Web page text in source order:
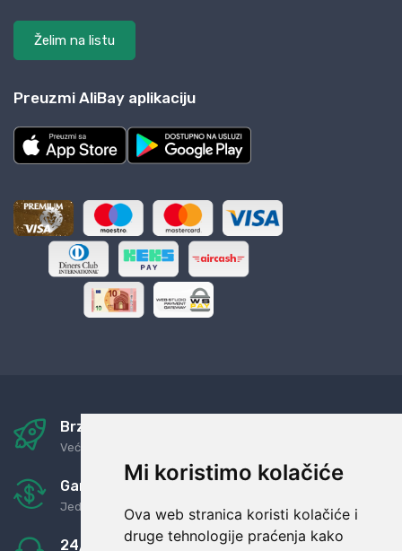
Mi koristimo kolačiće
Ova web stranica koristi kolačiće i
druge tehnologije praćenja kako
Želim na listu
Preuzmi AliBay aplikaciju
Brza i sigurna dostava
Već za nekoliko dana kod vas
Garancija u povrat novaca
Jednostavno pravilo: Roba za novac
24/7 odlična podrška